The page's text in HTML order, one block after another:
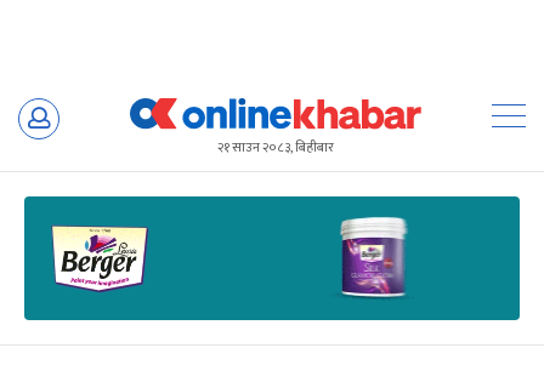
Skip
२१ साउन २०८३, बिहीबार